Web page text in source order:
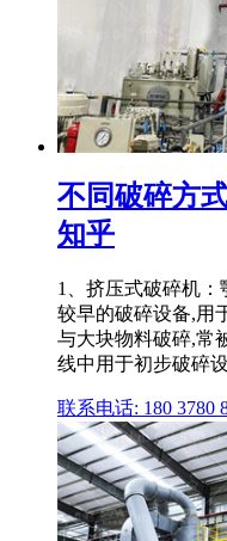
不同破碎方
知乎
1、挤压式破碎机
较早的破碎设备,用
与大块物料破碎,常
线中用于初步破碎
联系电话: 180 3780